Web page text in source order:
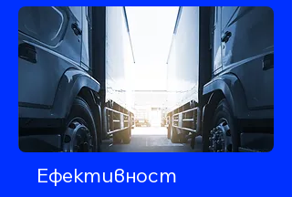
Ефективност